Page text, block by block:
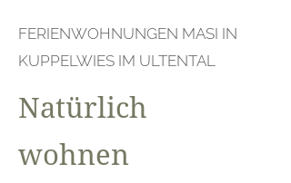
FERIENWOHNUNGEN MASI IN
KUPPELWIES IM ULTENTAL
Natürlich
wohnen